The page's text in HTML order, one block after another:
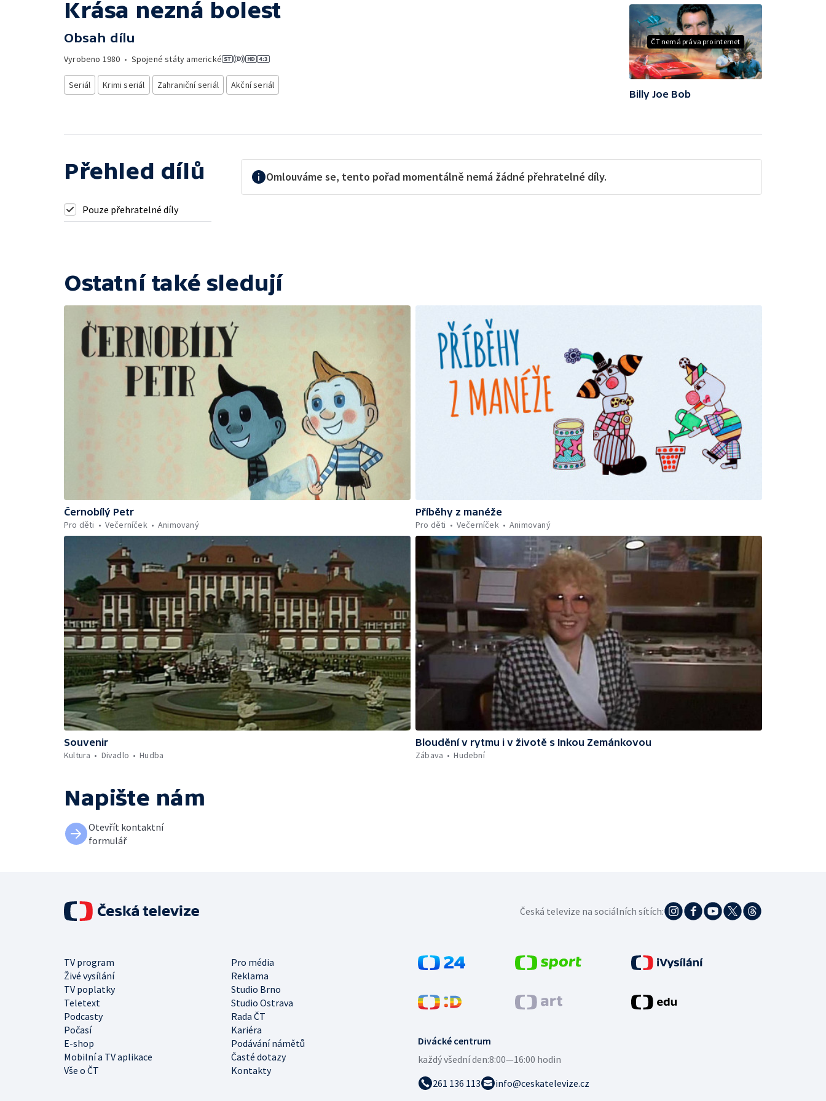
Krása nezná bolest
Obsah dílu
Vyrobeno 1980 • Spojené státy americké
Seriál Krimi seriál Zahraniční seriál Akční seriál
ČT nemá práva pro internet
Billy Joe Bob
Přehled dílů
Pouze přehratelné díly
Omlouváme se, tento pořad momentálně nemá žádné přehratelné díly.
Ostatní také sledují
Černobílý Petr
Pro děti
Večerníček Animovaný
Příběhy z manéže
Pro děti
Večerníček Animovaný
Souvenir
Kultura
Divadlo Hudba
Bloudění v rytmu i v životě s Inkou Zemánkovou
Zábava
Hudební
Napište nám
Otevřít kontaktní
formulář
Divácké centrum
každý všední den:8:00—16:00 hodin
261 136 113
info@ceskatelevize.cz
TV program
Pro média
Živé vysílání
Reklama
TV poplatky
Studio Brno
Teletext
Studio Ostrava
Podcasty
Rada ČT
Počasí
Kariéra
E-shop
Podávání námětů
Mobilní a TV aplikace
Časté dotazy
Vše o ČT
Kontakty
Česká televize na sociálních sítích: